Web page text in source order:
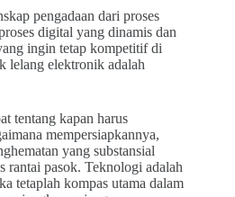
pengadaan dari proses
digital yang dinamis dan
ingin tetap kompetitif di
lelang elektronik adalah
tentang kapan harus
mempersiapkannya,
yang substansial
rantai pasok. Teknologi adalah
tetaplah kompas utama dalam